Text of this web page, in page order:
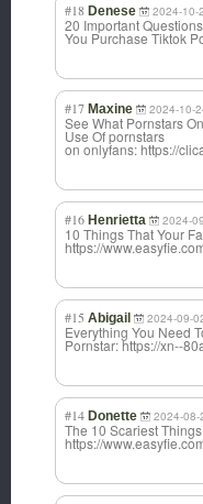
#18 Denese 2024-10-
20 Important
You Purchase Tiktok
#17 Maxine 2024-10-
See What Pornstars
Use Of pornstars
on onlyfans: https://
#16 Henrietta 2024-
10 Things That Your
https://
#15 Abigail 2024-09-
Everything You Need
Pornstar: https://xn--
#14 Donette 2024-08-
The 10 Scariest
https://